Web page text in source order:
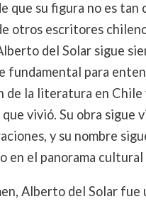
que su figura no es tan
otros escritores
del Solar sigue
fundamental para
de la literatura en
vivió. Su obra sigue
y su nombre
en el panorama
Alberto del Solar fue